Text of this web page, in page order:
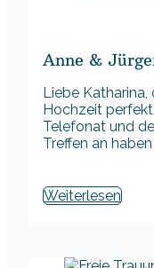
Anne &
Liebe
Hochzeit
Telefonat und
Treffen an
Weiterlesen